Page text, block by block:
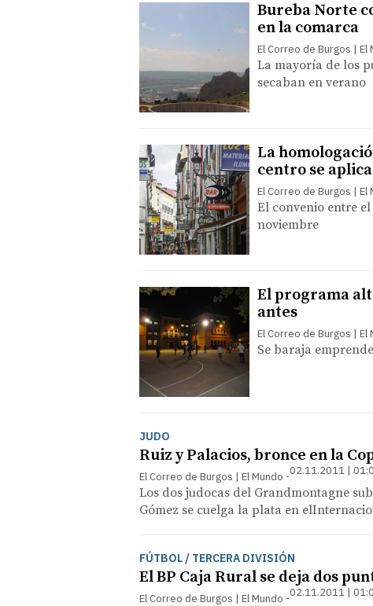
Bureba Norte
en la comarca
El Correo de Burgos | El
La mayoría de los
secaban en verano
La
centro se
El Correo de Burgos | El
El convenio entre
noviembre
El programa
antes
El Correo de Burgos | El
Se baraja
JUDO
Ruiz y Palacios, bronce en la
El Correo de Burgos | El Mundo 02.11.2011 |
Los dos judocas del Grandmontagne
Gómez se cuelga la plata en
FÚTBOL / TERCERA DIVISIÓN
El BP Caja Rural se deja dos
El Correo de Burgos | El Mundo 02.11.2011 |